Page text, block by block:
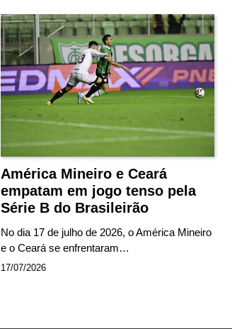
América Mineiro e Ceará
empatam em jogo tenso pela
Série B do Brasileirão
No dia 17 de julho de 2026, o América Mineiro
e o Ceará se enfrentaram…
17/07/2026